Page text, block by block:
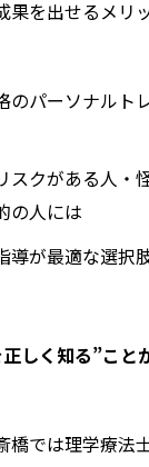
を出せるメリ
のパーソナルト
スクがある人・
の人には
が最適な選択
しく知る”こと
橋では理学療法